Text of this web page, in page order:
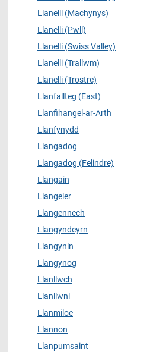
Llanelli (Machynys)
Llanelli (Pwll)
Llanelli (Swiss Valley)
Llanelli (Trallwm)
Llanelli (Trostre)
Llanfallteg (East)
Llanfihangel-ar-Arth
Llanfynydd
Llangadog
Llangadog (Felindre)
Llangain
Llangeler
Llangennech
Llangyndeyrn
Llangynin
Llangynog
Llanllwch
Llanllwni
Llanmiloe
Llannon
Llanpumsaint